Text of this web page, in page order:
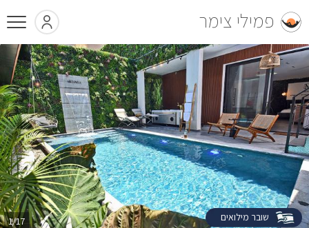
פמילי צימר
1/17 שובר מילואים